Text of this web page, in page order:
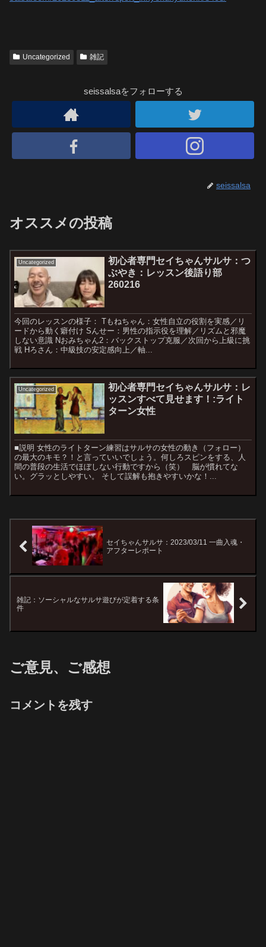
Uncategorized 雑記
seissalsaをフォローする
seissalsa
オススメの投稿
Uncategorized
初心者専門セイちゃんサルサ：つ
ぶやき：レッスン後語り部
260216
今回のレッスンの様子： Tもねちゃん：女性自立の役割を実感／リ
ードから動く癖付け Sんせー：男性の指示役を理解／リズムと邪魔
しない意識 Nおみちゃん2：バックストップ克服／次回から上級に挑
戦 Hろさん：中級技の安定感向上／軸...
Uncategorized
初心者専門セイちゃんサルサ：レ
ッスンすべて見せます！:ライト
ターン女性
■説明 女性のライトターン練習はサルサの女性の動き（フォロー）
の最大のキモ？！と言っていいでしょう。何しろスピンをする、人
間の普段の生活でほぼしない行動ですから（笑） 脳が慣れてな
い。グラッとしやすい。 そして誤解も抱きやすいかな！...
セイちゃんサルサ：2023/03/11 一曲入魂・
アフターレポート
雑記：ソーシャルなサルサ遊びが定着する条
件
ご意見、ご感想
コメントを残す